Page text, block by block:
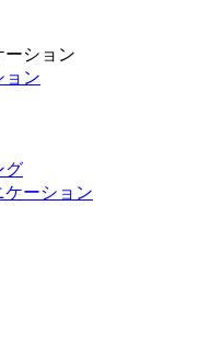
ーション
ョン
グ
ケーション